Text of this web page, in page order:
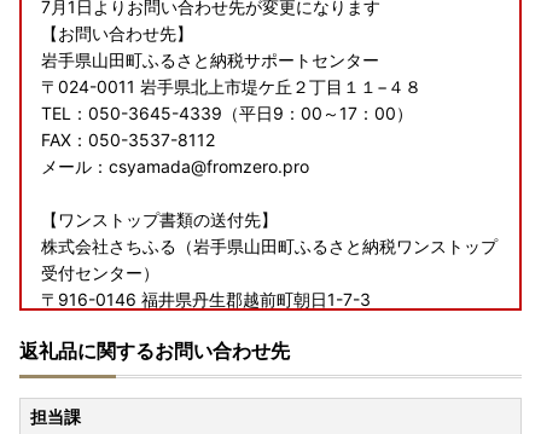
7月1日よりお問い合わせ先が変更になります
【お問い合わせ先】
岩手県山田町ふるさと納税サポートセンター
〒024-0011 岩手県北上市堤ケ丘２丁目１１−４８
TEL：050-3645-4339（平日9：00～17：00）
FAX：050-3537-8112
メール：csyamada@fromzero.pro
【ワンストップ書類の送付先】
株式会社さちふる（岩手県山田町ふるさと納税ワンストップ
受付センター）
〒916-0146 福井県丹生郡越前町朝日1-7-3
何卒宜しくお願い申し上げます。
ｰｰｰｰｰｰｰｰｰｰｰｰｰｰｰｰｰｰｰｰｰｰｰｰｰｰｰｰｰｰ
返礼品に関するお問い合わせ先
担当課